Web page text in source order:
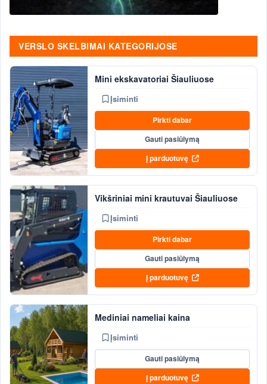
VERSLO SKELBIMAI KATEGORIJOSE
Mini ekskavatoriai Šiauliuose
Įsiminti
Pirkti dabar
Gauti pasiūlymą
Į parduotuvę
Vikšriniai mini krautuvai Šiauliuose
Įsiminti
Pirkti dabar
Gauti pasiūlymą
Į parduotuvę
Mediniai nameliai kaina
Įsiminti
Gauti pasiūlymą
Į parduotuvę